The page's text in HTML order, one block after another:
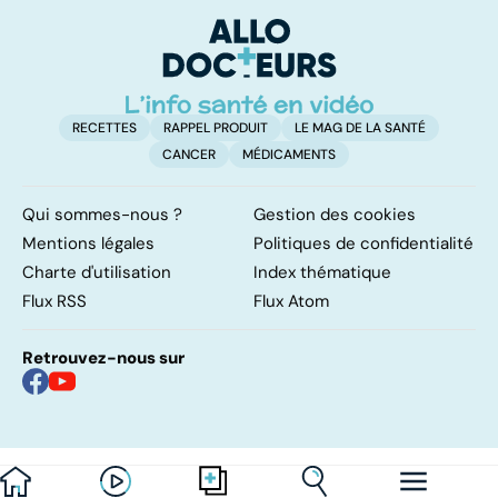
RECETTES RAPPEL PRODUIT
LE MAG DE LA SANTÉ
CANCER
MÉDICAMENTS
Qui sommes-nous ?
Gestion des cookies
Mentions légales
Politiques de confidentialité
Charte d'utilisation
Index thématique
Flux RSS
Flux Atom
Retrouvez-nous sur